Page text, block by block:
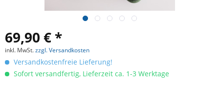
69,90 € *
inkl. MwSt.zzgl. Versandkosten
Versandkostenfreie Lieferung!
Sofort versandfertig, Lieferzeit ca. 1-3 Werktage